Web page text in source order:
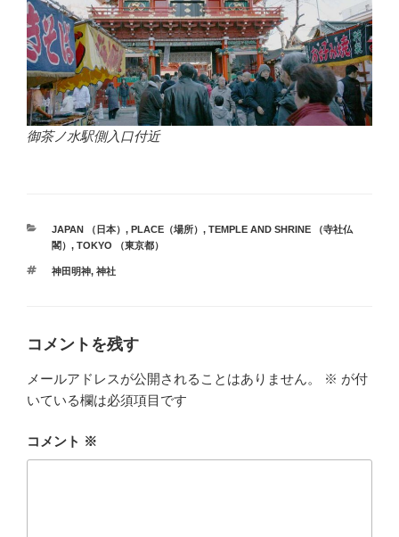
御茶ノ水駅側入口付近
カ
テ
リ
JAPAN （日本） , PLACE（場所） , TEMPLE AND SHRINE （寺社仏
閣） , TOKYO （東京都）
タ
神田明神, 神社
コメントを残す
メールアドレスが公開されることはありません。 ※ が付
いている欄は必須項目です
コメント ※